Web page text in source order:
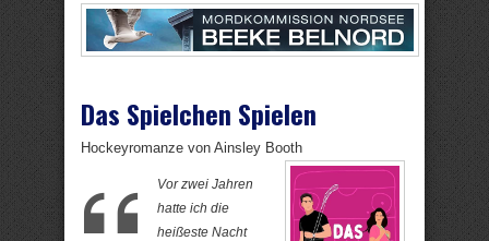
Das Spielchen Spielen
Hockeyromanze von Ainsley Booth
Vor zwei Jahren
hatte ich die
heißeste Nacht